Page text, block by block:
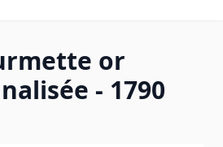
or
- 1790